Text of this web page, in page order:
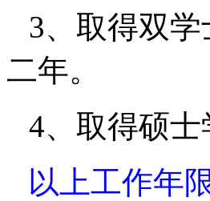
3、取得双
二年。
4、取得硕
以上工作年